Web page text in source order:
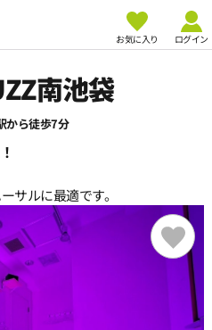
お気に入り ログイン
南池袋
から徒歩7分
サルに最適です。